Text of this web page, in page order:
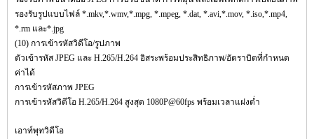
รองรับรูปแบบไฟล์ *.mkv,*.wmv,*.mpg, *.mpeg, *.dat, *.avi,*.mov, *.iso,*.mp4,
*.rm และ*.jpg
(10) การเข้ารหัสวิดีโอ/รูปภาพ
ตัวเข้ารหัส JPEG และ H.265/H.264 อิสระพร้อมประสิทธิภาพ/อัตราบิตที่กำหนด
ค่าได้
การเข้ารหัสภาพ JPEG
การเข้ารหัสวิดีโอ H.265/H.264 สูงสุด 1080P@60fps พร้อมเวลาแฝงต่ำ
เอาท์พุทวิดีโอ